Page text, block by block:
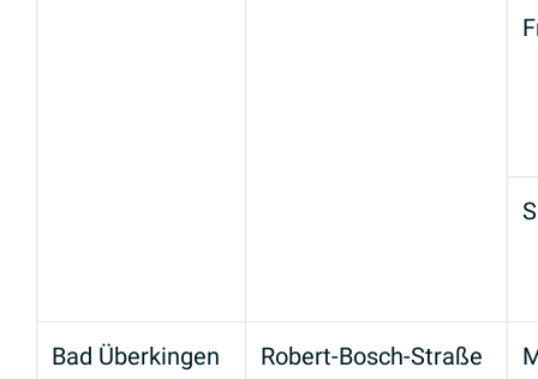
Bad Überkingen
Robert-Bosch-Straße